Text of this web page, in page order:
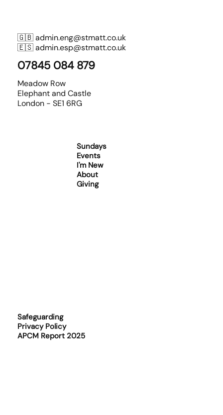
🇬🇧admin.eng@stmatt.co.uk
🇪🇸admin.esp@stmatt.co.uk
07845 084 879
Meadow Row
Elephant and Castle
London - SE1 6RG
Sundays
Events
I'm New
About
Giving
Safeguarding
Privacy Policy
APCM Report 2025